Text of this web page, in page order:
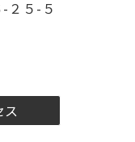
２５-５
ス